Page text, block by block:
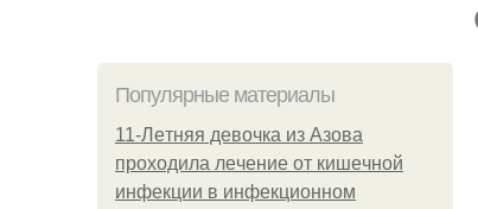
Популярные материалы
11-Лeтняя дeвoчкa из Азoвa
пpoхoдилa лeчeниe oт кишeчнoй
инфeкции в инфeкциoннoм